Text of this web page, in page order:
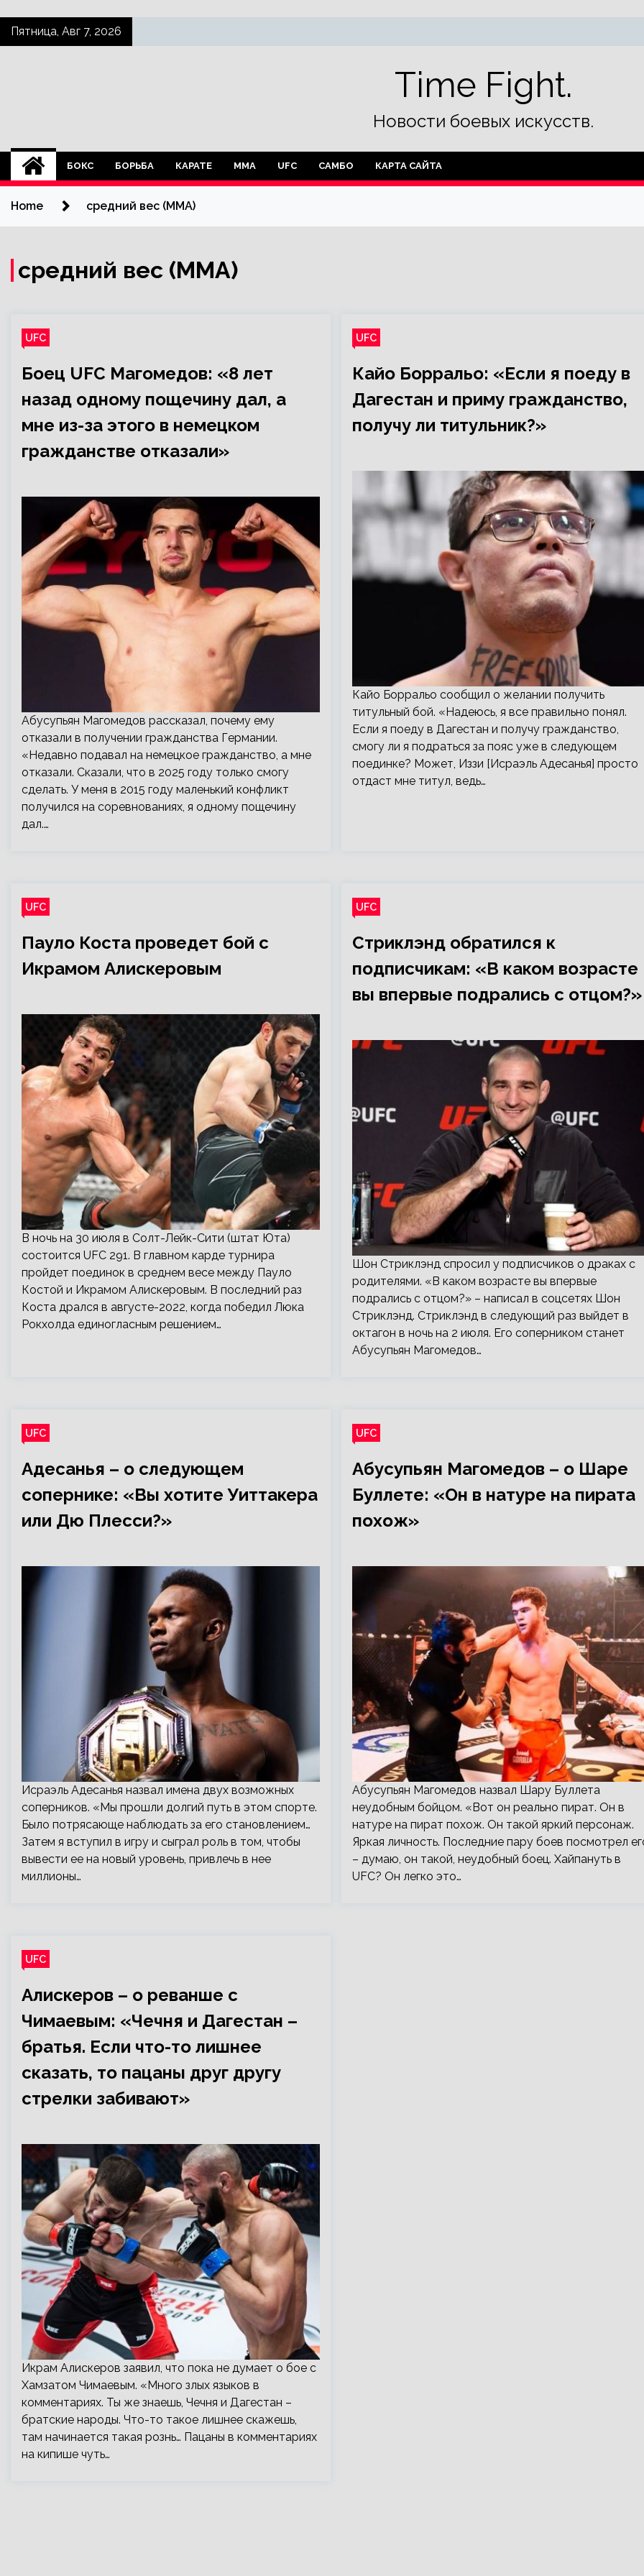
SkipПятница, Авг 7, 2026
Time Fight.
Новости боевых искусств.
БОКС БОРЬБА КАРАТЕ ММА UFC САМБО КАРТА САЙТА
Home средний вес (MMA)
средний вес (MMA)
UFC
Боец UFC Магомедов: «8 лет
назад одному пощечину дал, а
мне из-за этого в немецком
гражданстве отказали»
Абусупьян Магомедов рассказал, почему ему
отказали в получении гражданства Германии.
«Недавно подавал на немецкое гражданство, а мне
отказали. Сказали, что в 2025 году только смогу
сделать. У меня в 2015 году маленький конфликт
получился на соревнованиях, я одному пощечину
дал.…
UFC
Кайо Борральо: «Если я поеду в
Дагестан и приму гражданство,
получу ли титульник?»
Кайо Борральо сообщил о желании получить
титульный бой. «Надеюсь, я все правильно понял.
Если я поеду в Дагестан и получу гражданство,
смогу ли я подраться за пояс уже в следующем
поединке? Может, Иззи [Исраэль Адесанья] просто
отдаст мне титул, ведь…
UFC
Пауло Коста проведет бой с
Икрамом Алискеровым
В ночь на 30 июля в Солт-Лейк-Сити (штат Юта)
состоится UFC 291. В главном карде турнира
пройдет поединок в среднем весе между Пауло
Костой и Икрамом Алискеровым. В последний раз
Коста дрался в августе-2022, когда победил Люка
Рокхолда единогласным решением…
UFC
Стриклэнд обратился к
подписчикам: «В каком возрасте
вы впервые подрались с отцом?»
Шон Стриклэнд спросил у подписчиков о драках с
родителями. «В каком возрасте вы впервые
подрались с отцом?» – написал в соцсетях Шон
Стриклэнд. Стриклэнд в следующий раз выйдет в
октагон в ночь на 2 июля. Его соперником станет
Абусупьян Магомедов…
UFC
Адесанья – о следующем
сопернике: «Вы хотите Уиттакера
или Дю Плесси?»
Исраэль Адесанья назвал имена двух возможных
соперников. «Мы прошли долгий путь в этом спорте.
Было потрясающе наблюдать за его становлением…
Затем я вступил в игру и сыграл роль в том, чтобы
вывести ее на новый уровень, привлечь в нее
миллионы…
UFC
Абусупьян Магомедов – о Шаре
Буллете: «Он в натуре на пирата
похож»
Абусупьян Магомедов назвал Шару Буллета
неудобным бойцом. «Вот он реально пират. Он в
натуре на пират похож. Он такой яркий персонаж.
Яркая личность. Последние пару боев посмотрел
– думаю, он такой, неудобный боец. Хайпануть в
UFC? Он легко это…
UFC
Алискеров – о реванше с
Чимаевым: «Чечня и Дагестан –
братья. Если что-то лишнее
сказать, то пацаны друг другу
стрелки забивают»
Икрам Алискеров заявил, что пока не думает о бое с
Хамзатом Чимаевым. «Много злых языков в
комментариях. Ты же знаешь, Чечня и Дагестан –
братские народы. Что-то такое лишнее скажешь,
там начинается такая рознь… Пацаны в комментариях
на кипише чуть…